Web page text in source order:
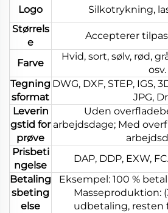
Logo
Silkotrykning,
Størrels
e
Accepterer
Farve
Hvid, sort, sølv, rød,
osv.
Tegning
sformat
DWG, DXF, STEP, IGS,
JPG,
Leverin
gstid for
prøve
Uden
arbejdsdage; Med
Prisbeti
ngelse
DAP, DDP, EXW,
Betaling
sbeting
else
Eksempel: 100 %
Masseproduktion:
udbetaling, resten